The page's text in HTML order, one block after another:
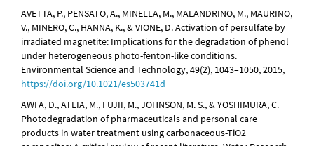
AVETTA, P., PENSATO, A., MINELLA, M., MALANDRINO, M., MAURINO,
V., MINERO, C., HANNA, K., & VIONE, D. Activation of persulfate by
irradiated magnetite: Implications for the degradation of phenol
under heterogeneous photo-fenton-like conditions.
Environmental Science and Technology, 49(2), 1043–1050, 2015,
https://doi.org/10.1021/es503741d
AWFA, D., ATEIA, M., FUJII, M., JOHNSON, M. S., & YOSHIMURA, C.
Photodegradation of pharmaceuticals and personal care
products in water treatment using carbonaceous-TiO2